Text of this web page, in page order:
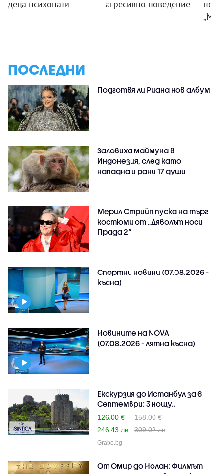
деца психопати агресивно поведение
ПОСЛЕДНИ
Подготвя ли Риана нов албум
Заловиха маймуна в
Индонезия, след като
нападна и рани 17 души
Мерил Стрийп пуска на търг
костюми от „Дяволът носи
Прада 2“
Спортни новини (07.08.2026 -
късна)
Новините на NOVA
(07.08.2026 - лятна късна)
Екскурзия до Истанбул за 6
Септември: 3 нощу..
126.00 €
158.00 €
246.43 лв
309.02 лв
Grabo.bg
От Омир до Нолан: Филмът